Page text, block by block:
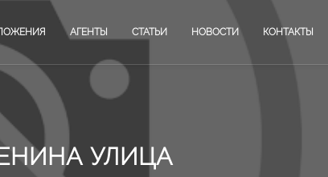
АГЕНТЫ СТАТЬИ НОВОСТИ КОНТАКТЫ
УЛИЦА